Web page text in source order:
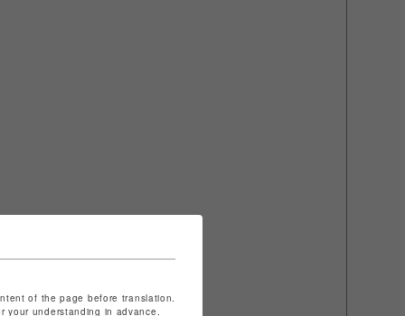
of the page before translation.
understanding in advance.